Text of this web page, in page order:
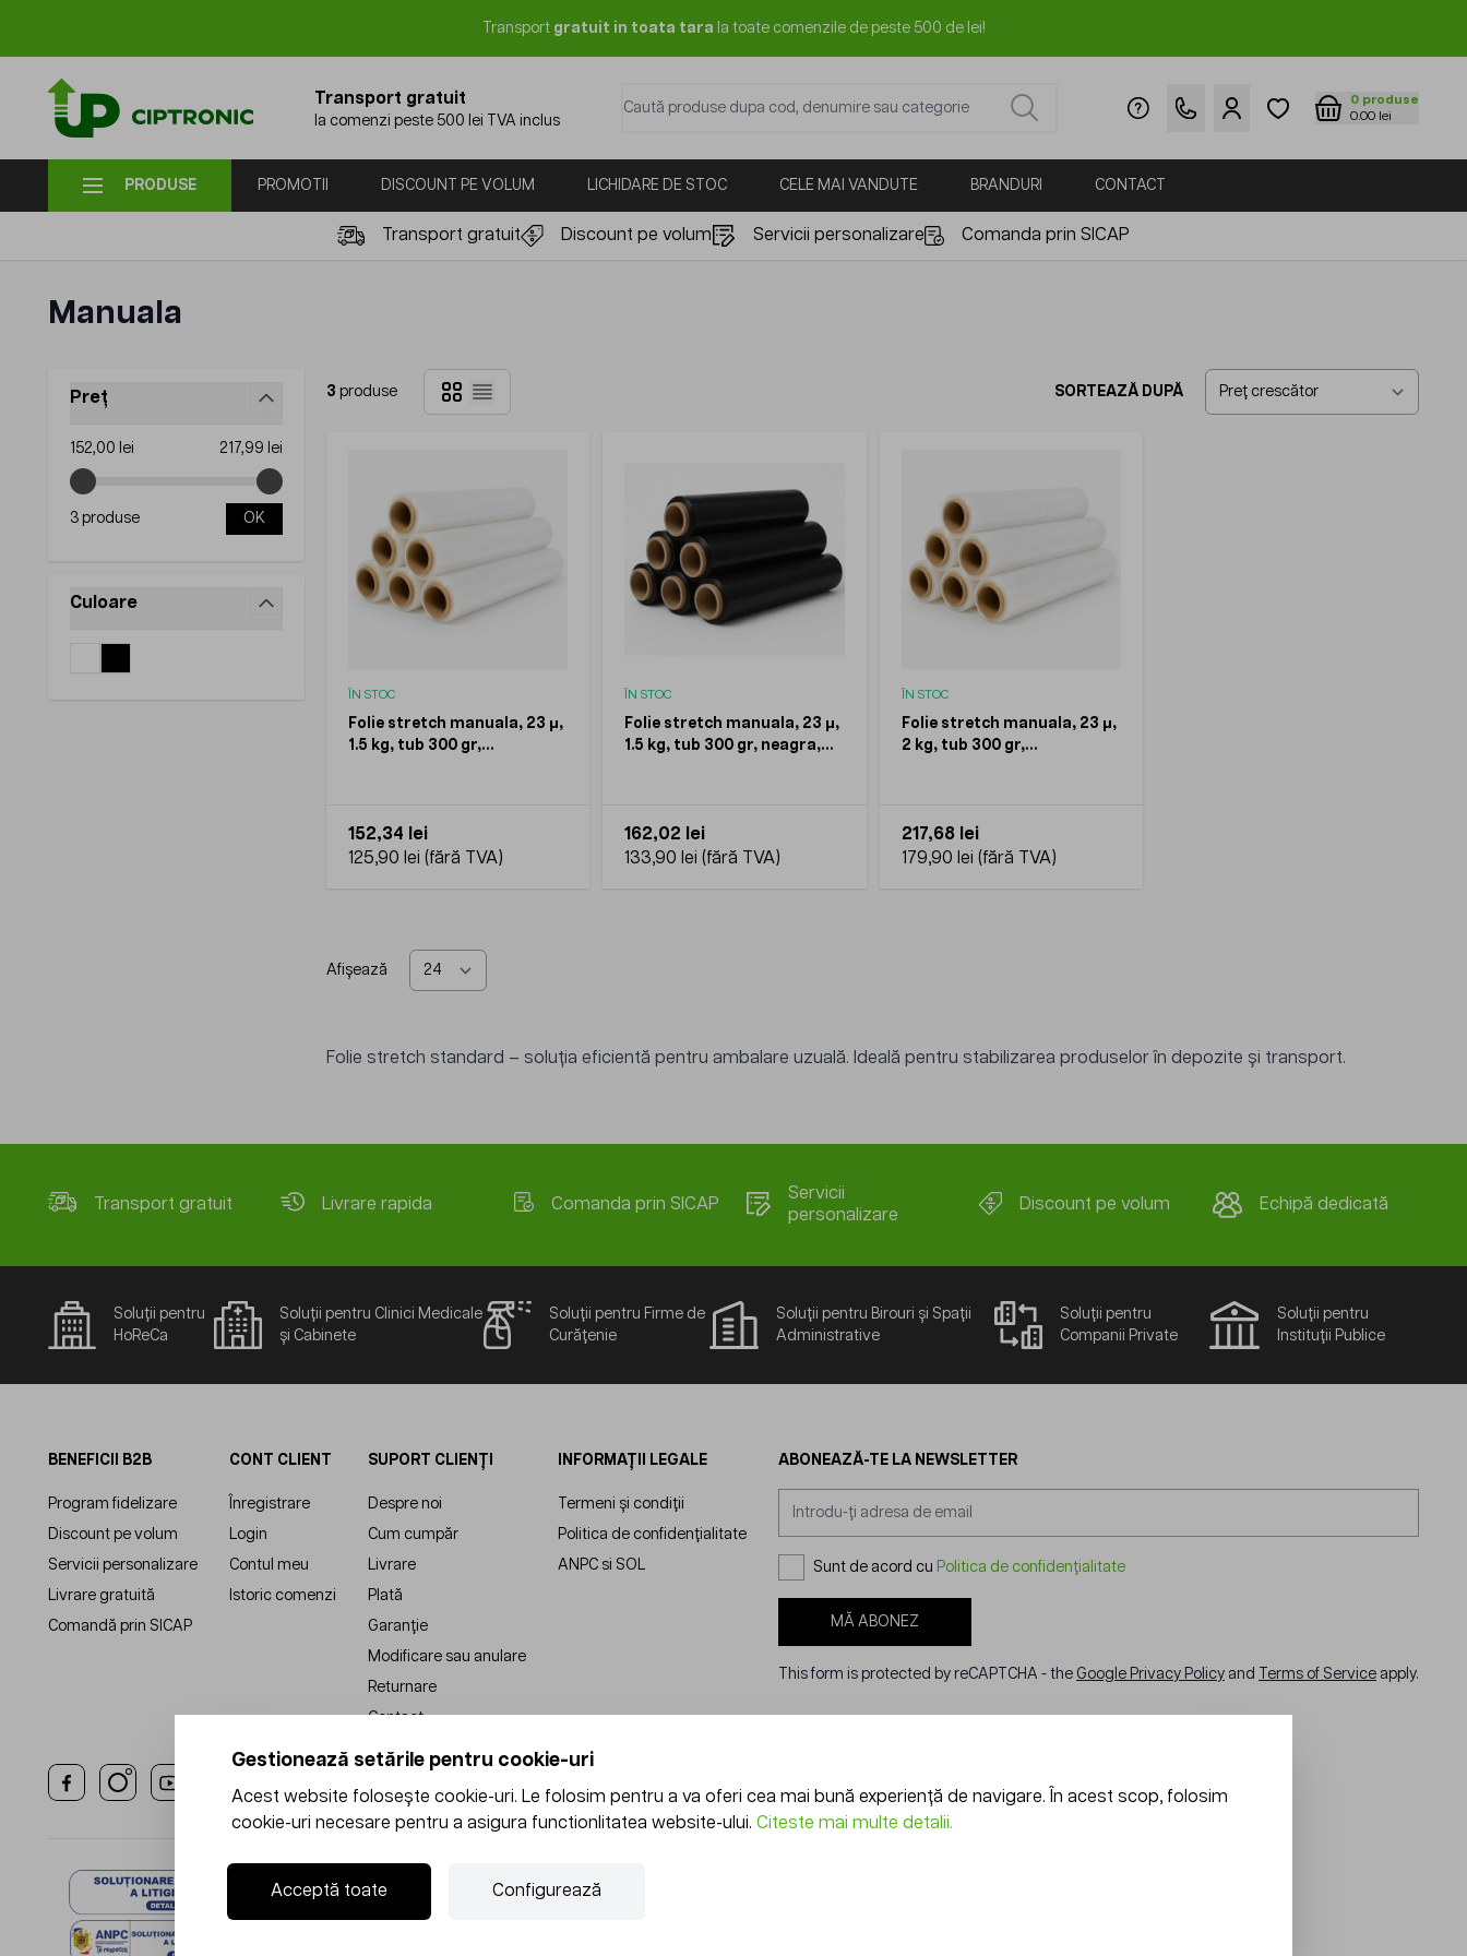
Transport gratuit in toata tara la toate comenzile de peste 500 de lei!
Transport gratuit
la comenzi peste 500 lei TVA inclus
0 produse
0.00 lei
PRODUSE PROMOTII DISCOUNT PE VOLUM LICHIDARE DE STOC CELE MAI VANDUTE BRANDURI CONTACT
Transport gratuit Discount pe volum Servicii personalizare Comanda prin SICAP
Manuala
Preț
Minimum value
152,00 lei Maximum value
217,99 lei
3 produse OK
Culoare
3 produse
Grilă
Listă
SORTEAZĂ DUPĂ
ÎN STOC
Folie stretch manuala, 23 μ,
1.5 kg, tub 300 gr,
152,34 lei
125,90 lei
ÎN STOC
Folie stretch manuala, 23 μ,
1.5 kg, tub 300 gr, neagra,
162,02 lei
133,90 lei
ÎN STOC
Folie stretch manuala, 23 μ,
2 kg, tub 300 gr,
217,68 lei
179,90 lei
Afișează
Folie stretch standard – soluția eficientă pentru ambalare uzuală. Ideală pentru stabilizarea produselor în depozite și transport.
Transport gratuit Livrare rapida Comanda prin SICAP
Servicii
personalizare
Discount pe volum Echipă dedicată
Soluții pentru
HoReCa
Soluții pentru Clinici Medicale
și Cabinete
Soluții pentru Firme de
Curățenie
Soluții pentru Birouri și Spații
Administrative
Soluții pentru
Companii Private
Soluții pentru
Instituții Publice
BENEFICII B2B
Program fidelizare
Discount pe volum
Servicii personalizare
Livrare gratuită
Comandă prin SICAP
CONT CLIENT
Înregistrare
Login
Contul meu
Istoric comenzi
SUPORT CLIENȚI
Despre noi
Cum cumpăr
Livrare
Plată
Garanție
Modificare sau anulare
Returnare
Contact
INFORMAȚII LEGALE
Termeni și condiții
Politica de confidențialitate
ANPC si SOL
ABONEAZĂ-TE LA NEWSLETTER
Sunt de acord cu Politica de confidențialitate
MĂ ABONEZ
This form is protected by reCAPTCHA - the Google Privacy Policy and Terms of Service apply.
Gestionează setările pentru cookie-uri
Acest website folosește cookie-uri. Le folosim pentru a va oferi cea mai bună experiență de navigare. În acest scop, folosim
cookie-uri necesare pentru a asigura functionlitatea website-ului. Citeste mai multe detalii.
Acceptă toate Configurează